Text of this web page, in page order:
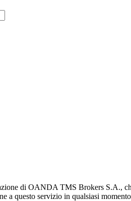
di OANDA TMS Brokers S.A.,
a questo servizio in qualsiasi